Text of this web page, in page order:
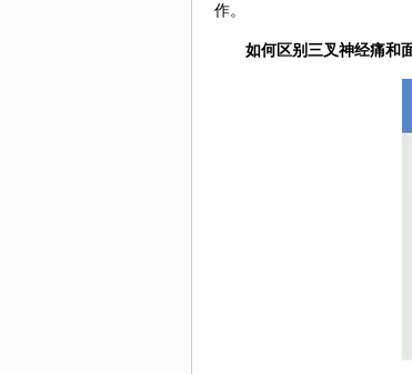
作。
如何区别三叉神经痛和